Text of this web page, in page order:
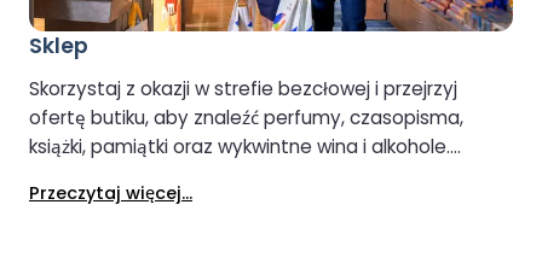
Sklep
Skorzystaj z okazji w strefie bezcłowej i przejrzyj
ofertę butiku, aby znaleźć perfumy, czasopisma,
książki, pamiątki oraz wykwintne wina i alkohole.
whisky, ginów i alkoholi, aby znaleźć idealne
Przeczytaj więcej...